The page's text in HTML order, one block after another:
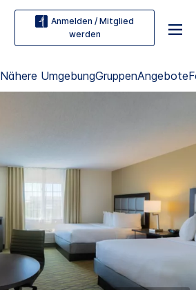
Anmelden / Mitglied
werden
Nähere UmgebungGruppenAngebote